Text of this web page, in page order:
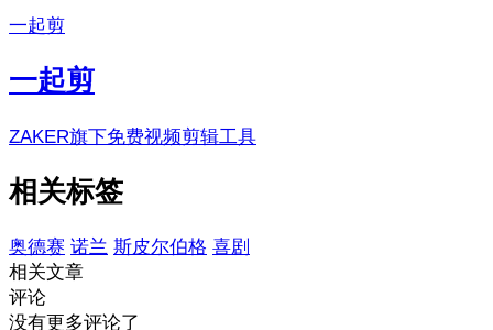
一起剪
一起剪
ZAKER旗下免费视频剪辑工具
相关标签
奥德赛 诺兰 斯皮尔伯格 喜剧
相关文章
评论
没有更多评论了